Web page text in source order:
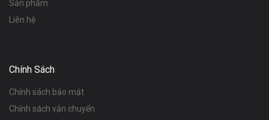
Sản phẩm
Liên hệ
Chính Sách
Chính sách bảo mật
Chính sách vận chuyển